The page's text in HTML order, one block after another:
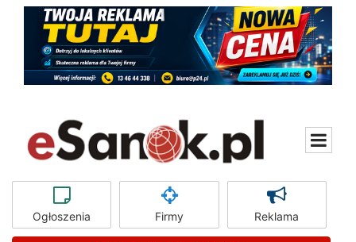
Ogłoszenia Firmy Reklama